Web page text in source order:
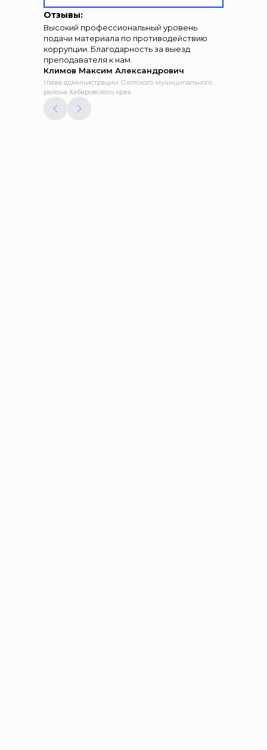
Отзывы:
Высокий профессиональный уровень
подачи материала по противодействию
коррупции. Благодарность за выезд
преподавателя к нам.
Климов Максим Александрович
глава администрации Охотского муниципального
района Хабаровского края